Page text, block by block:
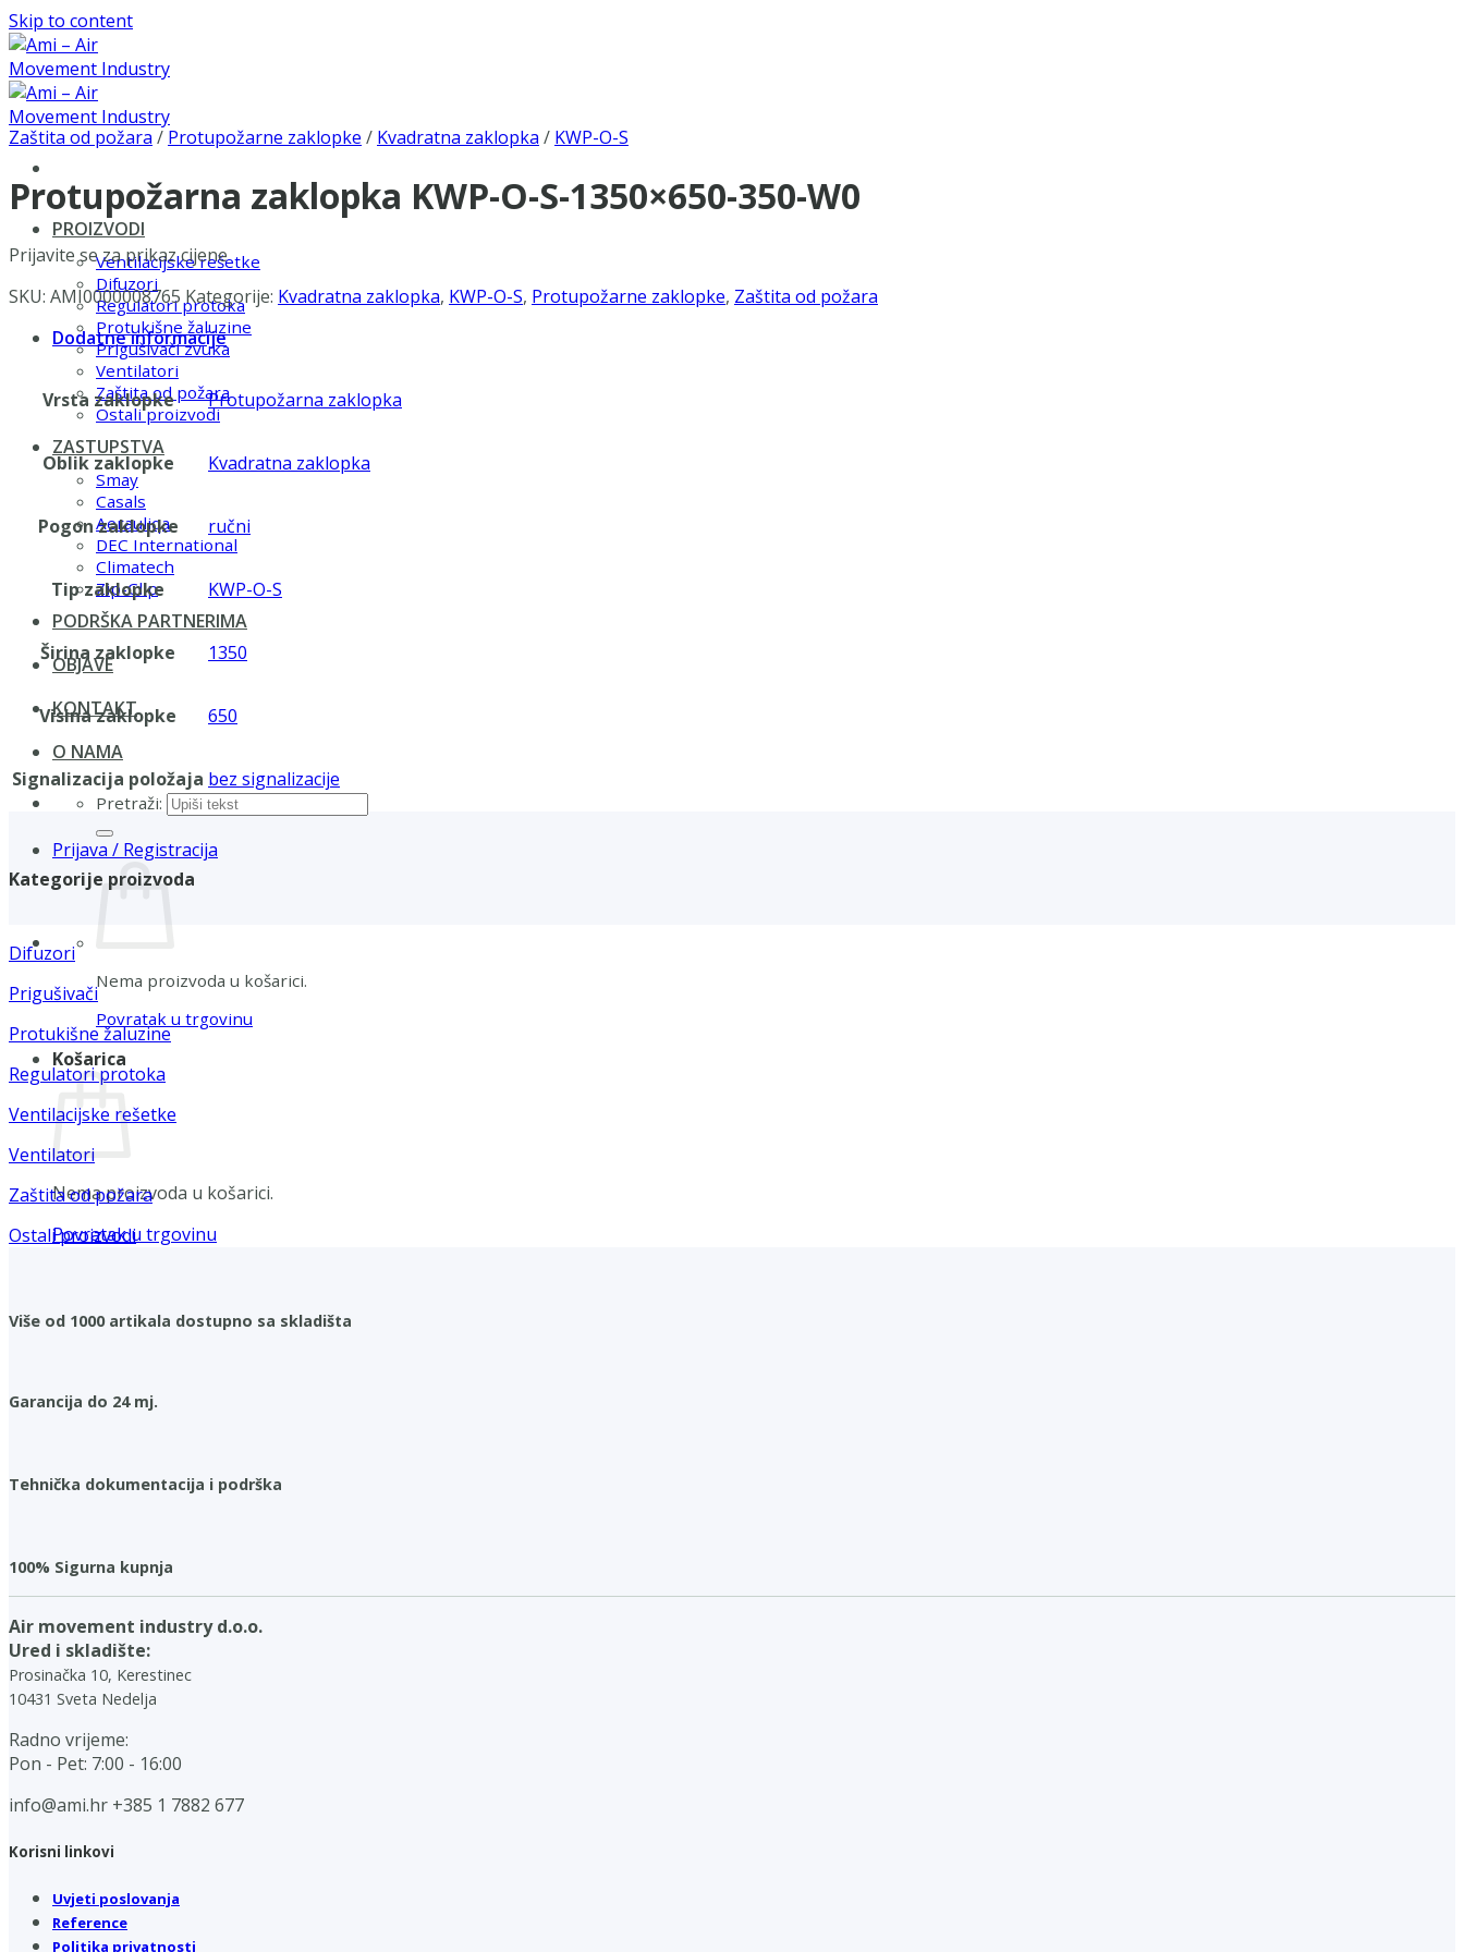
Skip to content
PROIZVODI
Ventilacijske rešetke
Difuzori
Regulatori protoka
Protukišne žaluzine
Prigušivači zvuka
Ventilatori
Zaštita od požara
Ostali proizvodi
ZASTUPSTVA
Smay
Casals
Aerauliqa
DEC International
Climatech
Zip-Clip
PODRŠKA PARTNERIMA
OBJAVE
KONTAKT
O NAMA
Pretraži:
Prijava / Registracija
Nema proizvoda u košarici.
Povratak u trgovinu
Košarica
Nema proizvoda u košarici.
Povratak u trgovinu
Zaštita od požara / Protupožarne zaklopke / Kvadratna zaklopka / KWP-O-S
Protupožarna zaklopka KWP-O-S-1350×650-350-W0
Prijavite se za prikaz cijene
SKU: AMI0000008765 Kategorije: Kvadratna zaklopka, KWP-O-S, Protupožarne zaklopke, Zaštita od požara
Dodatne informacije
Vrsta zaklopke Protupožarna zaklopka
Oblik zaklopke Kvadratna zaklopka
Pogon zaklopke ručni
Tip zaklopke KWP-O-S
Širina zaklopke 1350
Visina zaklopke 650
Signalizacija položaja bez signalizacije
Kategorije proizvoda
Difuzori
Prigušivači
Protukišne žaluzine
Regulatori protoka
Ventilacijske rešetke
Ventilatori
Zaštita od požara
Ostali proizvodi
Više od 1000 artikala dostupno sa skladišta
Garancija do 24 mj.
Tehnička dokumentacija i podrška
100% Sigurna kupnja
Air movement industry d.o.o.
Ured i skladište:
Prosinačka 10, Kerestinec
10431 Sveta Nedelja
Radno vrijeme:
Pon - Pet: 7:00 - 16:00
info@ami.hr +385 1 7882 677
Korisni linkovi
Uvjeti poslovanja
Reference
Politika privatnosti